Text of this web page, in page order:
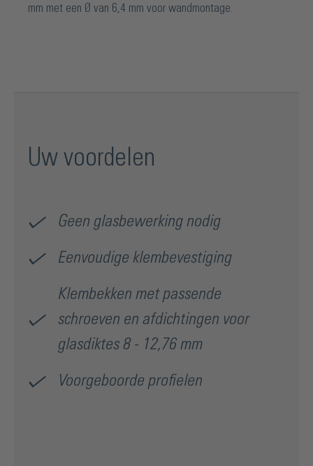
mm met een Ø van 6,4 mm voor wandmontage.
Uw voordelen
Geen glasbewerking nodig
Eenvoudige klembevestiging
Klembekken met passende
schroeven en afdichtingen voor
glasdiktes 8 - 12,76 mm
Voorgeboorde profielen